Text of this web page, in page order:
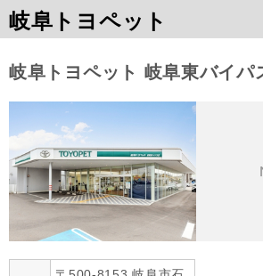
岐阜トヨペット
岐阜トヨペット 岐阜東バイパ